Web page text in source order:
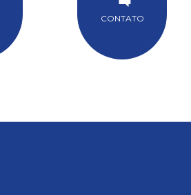
CONTATO